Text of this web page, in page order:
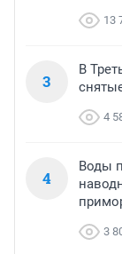
13
3
В
4
4
Воды
3